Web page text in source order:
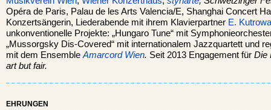
Opéra de Paris, Palau de les Arts Valencia/E, Shanghai Concert
Konzertsängerin, Liederabende mit ihrem Klavierpartner E.
unkonventionelle Projekte: „Hungaro Tune“ mit
„Mussorgsky Dis-Covered“ mit internationalem Jazzquartett und
mit dem Ensemble Amarcord Wien. Seit 2013 Engagement für Die
art but fair.
EHRUNGEN